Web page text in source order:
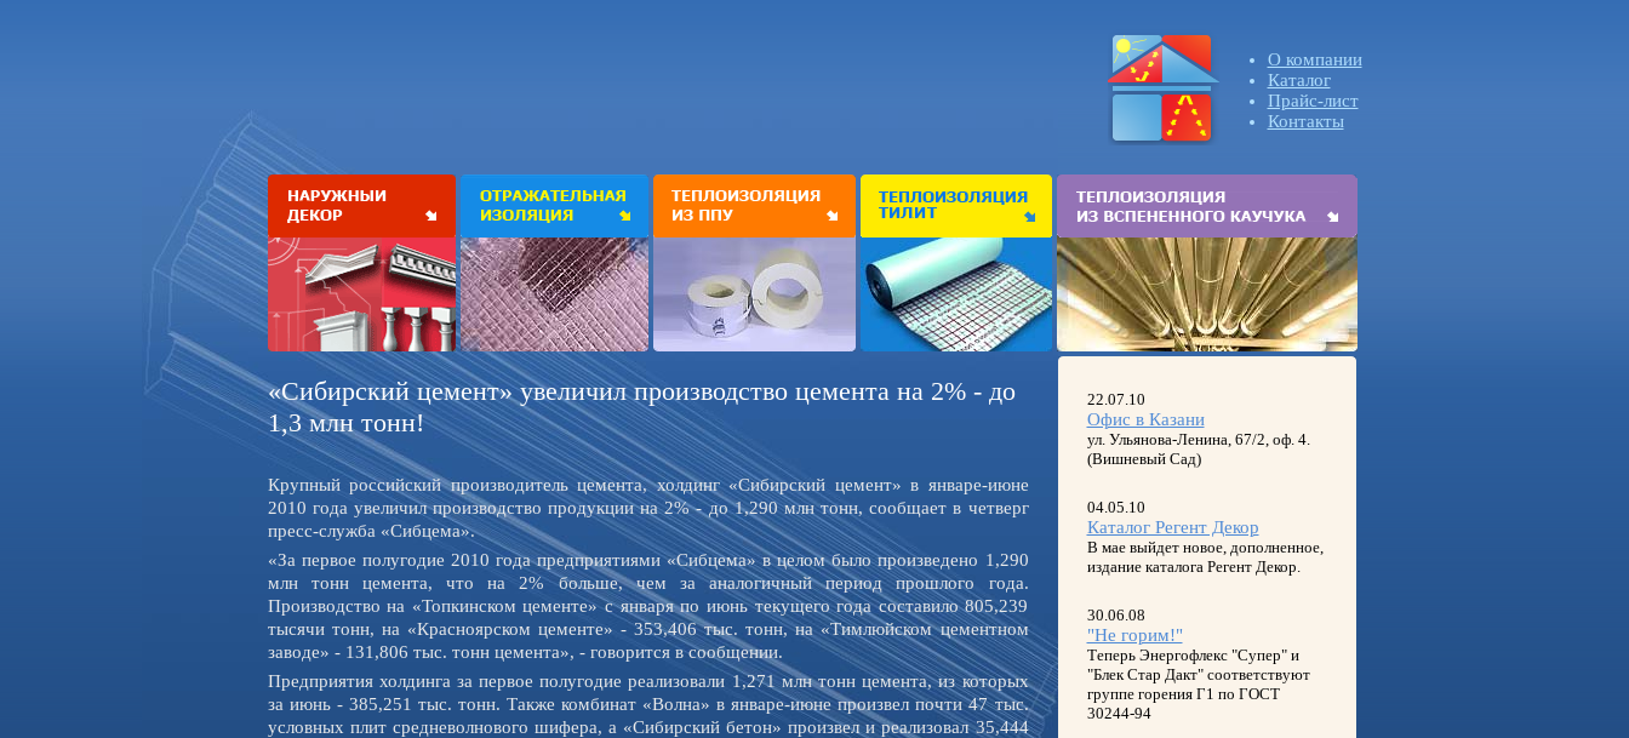
О компании
Каталог
Прайс-лист
Контакты
«Сибирский цемент» увеличил производство цемента на 2% - до
1,3 млн тонн!
Крупный российский производитель цемента, холдинг «Сибирский цемент» в январе-июне
2010 года увеличил производство продукции на 2% - до 1,290 млн тонн, сообщает в четверг
пресс-служба «Сибцема».
«За первое полугодие 2010 года предприятиями «Сибцема» в целом было произведено 1,290
млн тонн цемента, что на 2% больше, чем за аналогичный период прошлого года.
Производство на «Топкинском цементе» с января по июнь текущего года составило 805,239
тысячи тонн, на «Красноярском цементе» - 353,406 тыс. тонн, на «Тимлюйском цементном
заводе» - 131,806 тыс. тонн цемента», - говорится в сообщении.
Предприятия холдинга за первое полугодие реализовали 1,271 млн тонн цемента, из которых
за июнь - 385,251 тыс. тонн. Также комбинат «Волна» в январе-июне произвел почти 47 тыс.
условных плит средневолнового шифера, а «Сибирский бетон» произвел и реализовал 35,444
22.07.10
Офис в Казани
ул. Ульянова-Ленина, 67/2, оф. 4.
(Вишневый Сад)
04.05.10
Каталог Регент Декор
В мае выйдет новое, дополненное,
издание каталога Регент Декор.
30.06.08
"Не горим!"
Теперь Энергофлекс "Супер" и
"Блек Стар Дакт" соответствуют
группе горения Г1 по ГОСТ
30244-94